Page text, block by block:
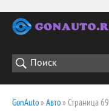
GonAuto» Авто» Страница 69